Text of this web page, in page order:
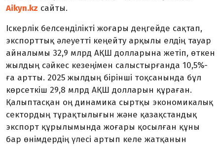
Aikyn.kz сайты.
Іскерлік белсенділікті жоғары деңгейде сақтап,
экспорттық әлеуетті кеңейту арқылы елдің тауар
айналымы 32,9 млрд АҚШ долларына жетіп, өткен
жылдың сәйкес кезеңімен салыстырғанда 10,5%-
ға артты. 2025 жылдың бірінші тоқсанында бұл
көрсеткіш 29,8 млрд АҚШ долларын құраған.
Қалыптасқан оң динамика сыртқы экономикалық
сектордың тұрақтылығын және қазақстандық
экспорт құрылымында жоғары қосылған құны
бар өнімдердің үлесі артып келе жатқанын